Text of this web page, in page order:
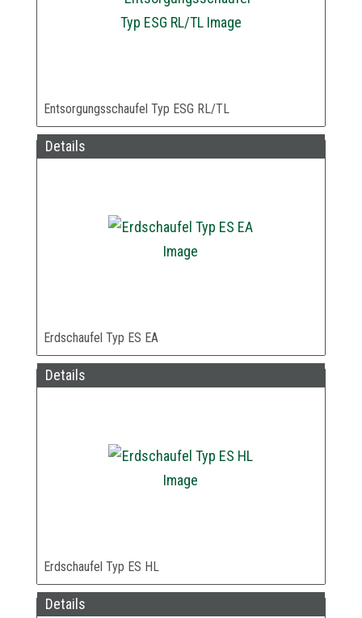
Entsorgungsschaufel Typ ESG RL/TL
Details
Erdschaufel Typ ES EA
Details
Erdschaufel Typ ES HL
Details